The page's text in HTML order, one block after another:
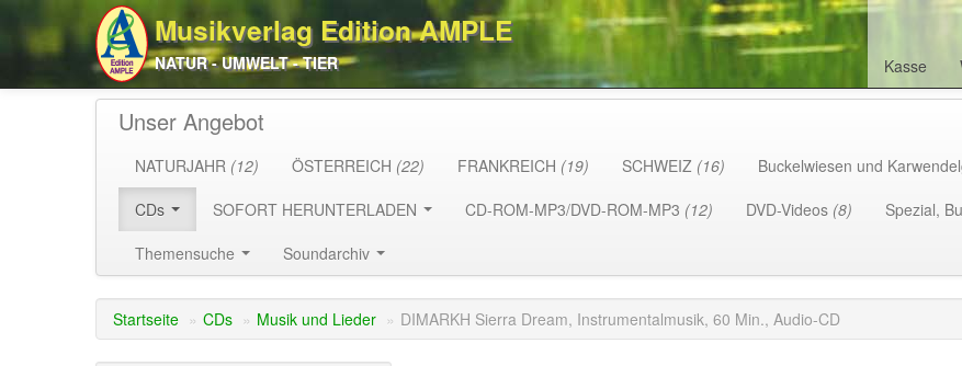
Musikverlag Edition AMPLE
NATUR - UMWELT - TIER
Kasse
Unser Angebot
NATURJAHR (12) ÖSTERREICH (22) FRANKREICH (19) SCHWEIZ (16) Buckelwiesen und
CDs
SOFORT HERUNTERLADEN CD-ROM-MP3/DVD-ROM-MP3 (12) DVD-Videos (8) Spezial,
Themensuche
Soundarchiv
Startseite » CDs » Musik und Lieder » DIMARKH Sierra Dream, Instrumentalmusik, 60 Min., Audio-CD